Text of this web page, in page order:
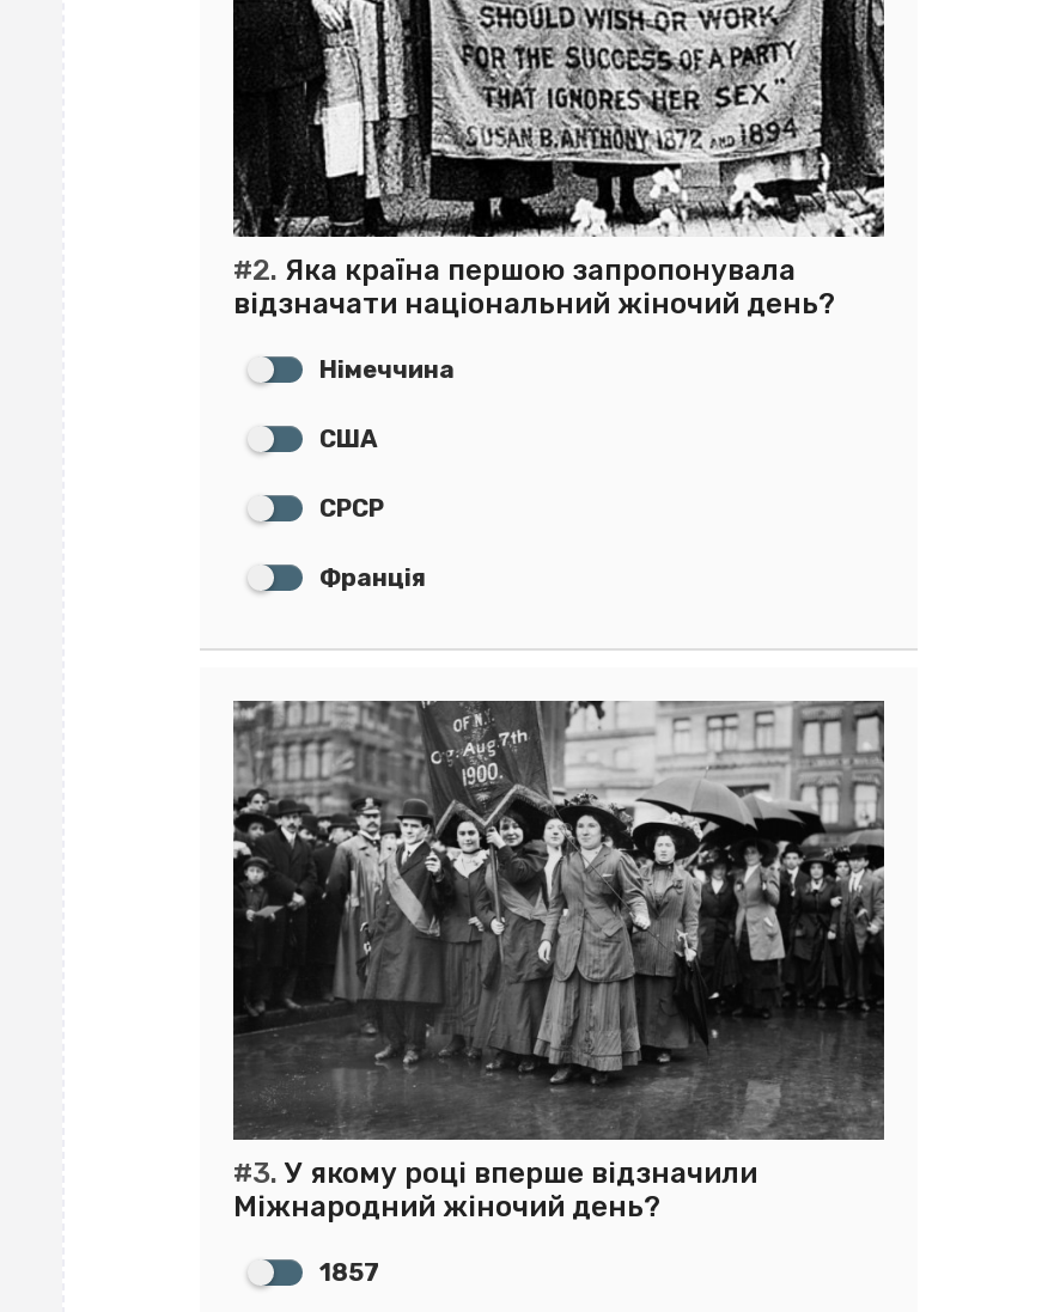
#2. Яка країна першою запропонувала
відзначати національний жіночий день?
Німеччина
США
СРСР
Франція
#3. У якому році вперше відзначили
Міжнародний жіночий день?
1857